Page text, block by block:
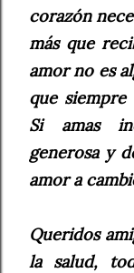
corazón
más que
amor no es
que siempre
Si amas
generosa y
amor a
Queridos
la salud,